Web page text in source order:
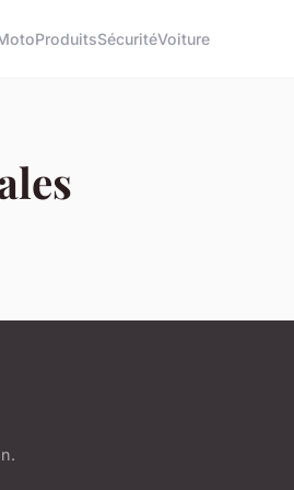
ProduitsSécuritéVoiture